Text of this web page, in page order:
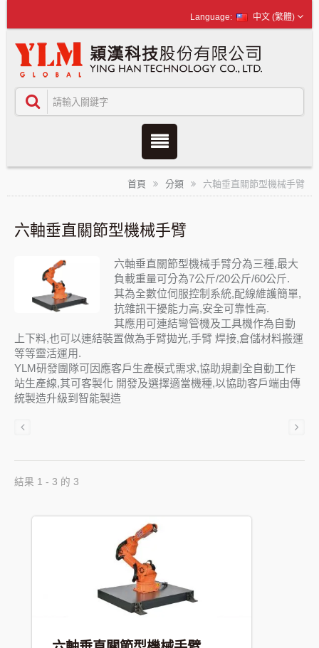
中文 (繁體)
首頁 分類 六軸垂直關節型機械手臂
六軸垂直關節型機械手臂
六軸垂直關節型機械手臂分為三種,最大
負載重量可分為7公斤/20公斤/60公斤.
其為全數位伺服控制系統,配線維護簡單,
抗雜訊干擾能力高,安全可靠性高.
其應用可連結彎管機及工具機作為自動
上下料,也可以連結裝置做為手臂拋光,手臂 焊接,倉儲材料搬運
等等靈活運用.
YLM研發團隊可因應客戶生產模式需求,協助規劃全自動工作
站生產線,其可客製化 開發及選擇適當機種,以協助客戶端由傳
統製造升級到智能製造
結果 1 - 3 的 3